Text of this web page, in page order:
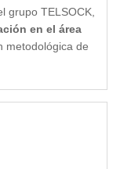
grupo TELSOCK,
en el área
metodológica de